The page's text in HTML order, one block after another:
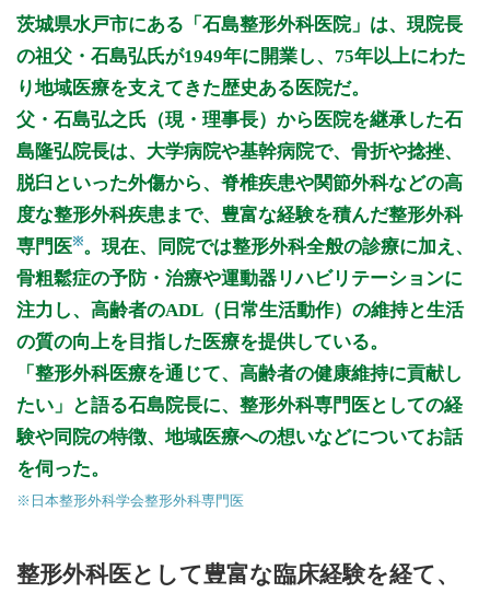
診療時間 月月曜日
火火曜日
水水曜日
木木曜日
金金曜日
土 土曜日
日日曜日
祝祝日
9:00～12:00
● ● ● ●
●
14:00～17:00
14:00～18:00
● ● ● ●
休診日: 金、日、祝
備考: 午前:9:00～12:00(受付は11:30まで)
午後:14:00～18:00(受付は17:30まで)
※土曜日午後は14:00～17:00(受付は16:30まで)
※診療時間や臨時休診・診療内容等について、事前に必ず医療
機関ホームページ、またはお電話にてご確認ください。
>>病院なびで医療機関の詳細を見る
公式HPはこちら
茨城県水戸市にある「石島整形外科医院」は、現院長
の祖父・石島弘氏が1949年に開業し、75年以上にわた
り地域医療を支えてきた歴史ある医院だ。
父・石島弘之氏（現・理事長）から医院を継承した石
島隆弘院長は、大学病院や基幹病院で、骨折や捻挫、
脱臼といった外傷から、脊椎疾患や関節外科などの高
度な整形外科疾患まで、豊富な経験を積んだ整形外科
専門医※。現在、同院では整形外科全般の診療に加え、
骨粗鬆症の予防・治療や運動器リハビリテーションに
注力し、高齢者のADL（日常生活動作）の維持と生活
の質の向上を目指した医療を提供している。
「整形外科医療を通じて、高齢者の健康維持に貢献し
たい」と語る石島院長に、整形外科専門医としての経
験や同院の特徴、地域医療への想いなどについてお話
を伺った。
※日本整形外科学会整形外科専門医
整形外科医として豊富な臨床経験を経て、